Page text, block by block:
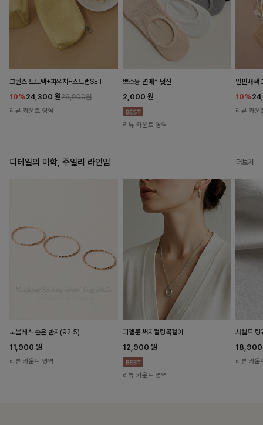
그렌스 토트백+파우치+스트랩SET
10%24,300 원26,900원
리뷰 카운트 영역
뽀소옹 면메쉬덧신
2,000 원
리뷰 카운트 영역
밀핀배색
10%
리뷰 카운
디테일의 미학, 주얼리 라인업 더보기
노블레스 순은 반지(92.5)
11,900 원
리뷰 카운트 영역
피엘룬 써지컬링목걸이
12,900 원
리뷰 카운트 영역
사셀드 링
리뷰 카운